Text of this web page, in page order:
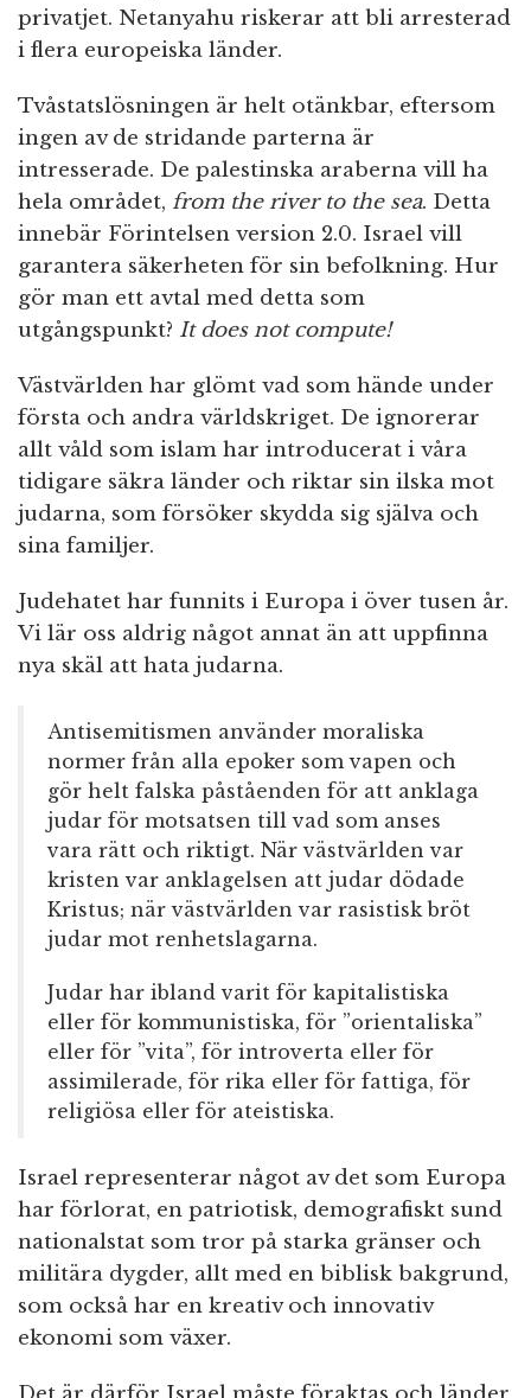
privatjet. Netanyahu riskerar att bli arresterad
i flera europeiska länder.
Tvåstatslösningen är helt otänkbar, eftersom
ingen av de stridande parterna är
intresserade. De palestinska araberna vill ha
hela området, from the river to the sea. Detta
innebär Förintelsen version 2.0. Israel vill
garantera säkerheten för sin befolkning. Hur
gör man ett avtal med detta som
utgångspunkt? It does not compute!
Västvärlden har glömt vad som hände under
första och andra världskriget. De ignorerar
allt våld som islam har introducerat i våra
tidigare säkra länder och riktar sin ilska mot
judarna, som försöker skydda sig själva och
sina familjer.
Judehatet har funnits i Europa i över tusen år.
Vi lär oss aldrig något annat än att uppfinna
nya skäl att hata judarna.
Antisemitismen använder moraliska
normer från alla epoker som vapen och
gör helt falska påståenden för att anklaga
judar för motsatsen till vad som anses
vara rätt och riktigt. När västvärlden var
kristen var anklagelsen att judar dödade
Kristus; när västvärlden var rasistisk bröt
judar mot renhetslagarna.
Judar har ibland varit för kapitalistiska
eller för kommunistiska, för ”orientaliska”
eller för ”vita”, för introverta eller för
assimilerade, för rika eller för fattiga, för
religiösa eller för ateistiska.
Israel representerar något av det som Europa
har förlorat, en patriotisk, demografiskt sund
nationalstat som tror på starka gränser och
militära dygder, allt med en biblisk bakgrund,
som också har en kreativ och innovativ
ekonomi som växer.